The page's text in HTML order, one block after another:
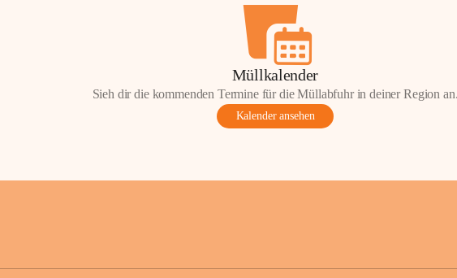
Müllkalender
Sieh dir die kommenden Termine für die Müllabfuhr in deiner Region
Kalender ansehen